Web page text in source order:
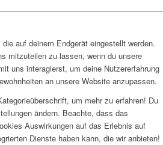
auf deinem Endgerät eingestellt werden.
mitzuteilen zu lassen, wenn du unsere
uns interagierst, um deine Nutzererfahrung
an unsere Website anzupassen.
um mehr zu erfahren! Du
ändern. Beachte, dass das
Auswirkungen auf das Erlebnis auf
Dienste haben kann, die wir anbieten!